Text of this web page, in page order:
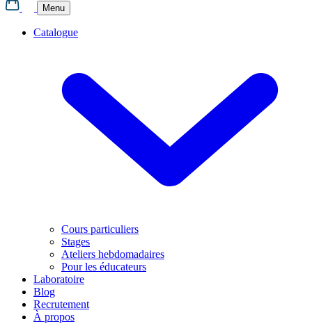
Menu
Catalogue
Cours particuliers
Stages
Ateliers hebdomadaires
Pour les éducateurs
Laboratoire
Blog
Recrutement
À propos